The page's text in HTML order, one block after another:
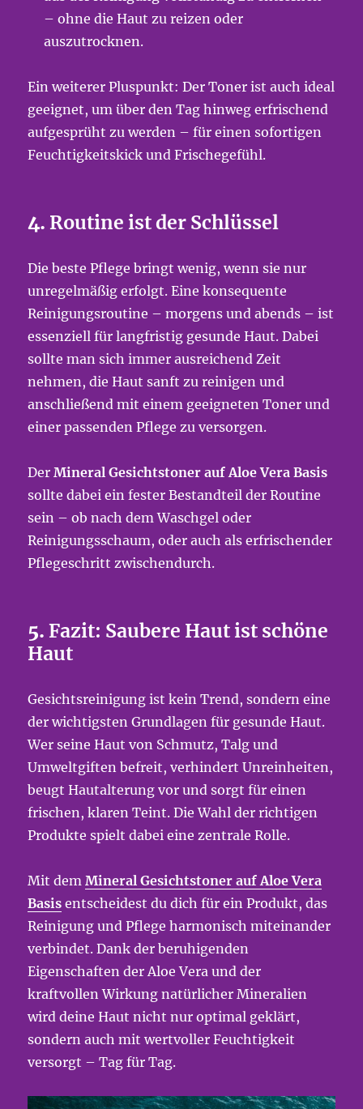
– ohne die Haut zu reizen oder
auszutrocknen.
Ein weiterer Pluspunkt: Der Toner ist auch ideal
geeignet, um über den Tag hinweg erfrischend
aufgesprüht zu werden – für einen sofortigen
Feuchtigkeitskick und Frischegefühl.
4.Routine ist der Schlüssel
Die beste Pflege bringt wenig, wenn sie nur
unregelmäßig erfolgt. Eine konsequente
Reinigungsroutine – morgens und abends – ist
essenziell für langfristig gesunde Haut. Dabei
sollte man sich immer ausreichend Zeit
nehmen, die Haut sanft zu reinigen und
anschließend mit einem geeigneten Toner und
einer passenden Pflege zu versorgen.
DerMineral Gesichtstoner auf Aloe Vera Basis
sollte dabei ein fester Bestandteil der Routine
sein – ob nach dem Waschgel oder
Reinigungsschaum, oder auch als erfrischender
Pflegeschritt zwischendurch.
5.Fazit: Saubere Haut ist schöne
Haut
Gesichtsreinigung ist kein Trend, sondern eine
der wichtigsten Grundlagen für gesunde Haut.
Wer seine Haut von Schmutz, Talg und
Umweltgiften befreit, verhindert Unreinheiten,
beugt Hautalterung vor und sorgt für einen
frischen, klaren Teint. Die Wahl der richtigen
Produkte spielt dabei eine zentrale Rolle.
Mit demMineral Gesichtstoner auf Aloe Vera
Basis entscheidest du dich für ein Produkt, das
Reinigung und Pflege harmonisch miteinander
verbindet. Dank der beruhigenden
Eigenschaften der Aloe Vera und der
kraftvollen Wirkung natürlicher Mineralien
wird deine Haut nicht nur optimal geklärt,
sondern auch mit wertvoller Feuchtigkeit
versorgt – Tag für Tag.